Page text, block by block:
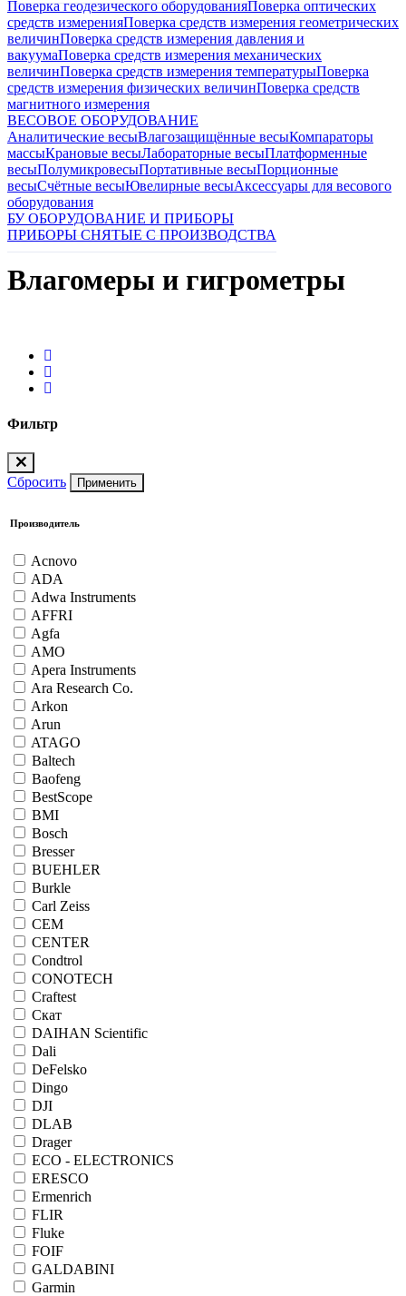
Поверка геодезического оборудованияПоверка оптических
средств измеренияПоверка средств измерения геометрических
величинПоверка средств измерения давления и
вакуумаПоверка средств измерения механических
величинПоверка средств измерения температурыПоверка
средств измерения физических величинПоверка средств
магнитного измерения
ВЕСОВОЕ ОБОРУДОВАНИЕ
Аналитические весыВлагозащищённые весыКомпараторы
массыКрановые весыЛабораторные весыПлатформенные
весыПолумикровесыПортативные весыПорционные
весыСчётные весыЮвелирные весыАксессуары для весового
оборудования
БУ ОБОРУДОВАНИЕ И ПРИБОРЫ
ПРИБОРЫ СНЯТЫЕ С ПРОИЗВОДСТВА
Влагомеры и гигрометры
Фильтр
Сбросить Применить
Производитель
Acnovo
ADA
Adwa Instruments
AFFRI
Agfa
AMO
Apera Instruments
Ara Research Co.
Arkon
Arun
ATAGO
Baltech
Baofeng
BestScope
BMI
Bosch
Bresser
BUEHLER
Burkle
Carl Zeiss
CEM
CENTER
Condtrol
CONOTECH
Craftest
Cкат
DAIHAN Scientific
Dali
DeFelsko
Dingo
DJI
DLAB
Drager
ECO - ELECTRONICS
ERESCO
Ermenrich
FLIR
Fluke
FOIF
GALDABINI
Garmin